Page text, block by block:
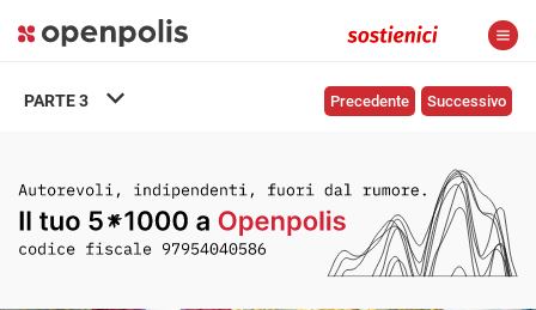
Precedente Successivo
PARTE3